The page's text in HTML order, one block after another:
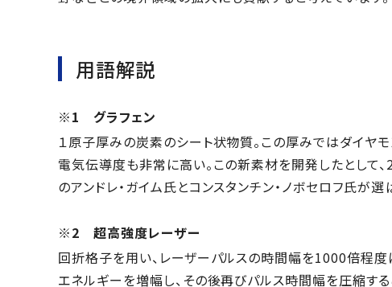
用語解説
※1 グラフェン
１原子厚みの炭素のシート状物質。この厚みではダイヤ
電気伝導度も非常に高い。この新素材を開発したとして
のアンドレ・ガイム氏とコンスタンチン・ノボセロフ氏が選
※2 超高強度レーザー
回折格子を用い、レーザーパルスの時間幅を1000倍程
エネルギーを増幅し、その後再びパルス時間幅を圧縮す